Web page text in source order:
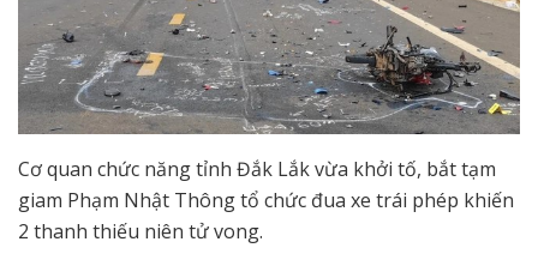
Cơ quan chức năng tỉnh Đắk Lắk vừa khởi tố, bắt tạm
giam Phạm Nhật Thông tổ chức đua xe trái phép khiến
2 thanh thiếu niên tử vong.